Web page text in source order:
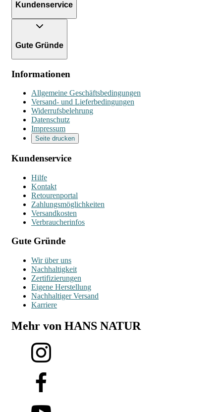
Kundenservice
Gute Gründe
Informationen
Allgemeine Geschäftsbedingungen
Versand- und Lieferbedingungen
Widerrufsbelehrung
Datenschutz
Impressum
Seite drucken
Kundenservice
Hilfe
Kontakt
Retourenportal
Zahlungsmöglichkeiten
Versandkosten
Verbraucherinfos
Gute Gründe
Wir über uns
Nachhaltigkeit
Zertifizierungen
Eigene Herstellung
Nachhaltiger Versand
Karriere
Mehr von HANS NATUR